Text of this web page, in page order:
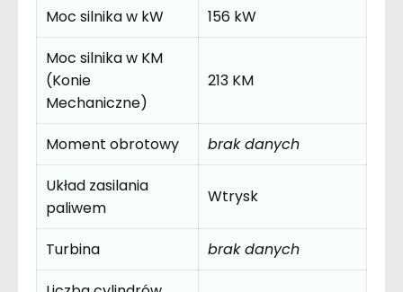
Moc silnika w kW
156 kW
Moc silnika w KM
(Konie
Mechaniczne)
213 KM
Moment obrotowy
brak danych
Układ zasilania
paliwem
Wtrysk
Turbina
brak danych